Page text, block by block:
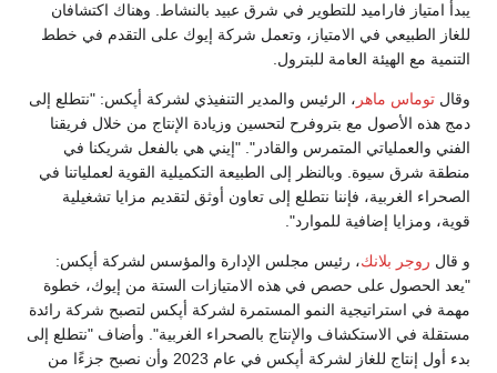
يبدأ امتياز فاراميد للتطوير في شرق عبيد بالنشاط. وهناك اكتشافان
للغاز الطبيعي في الامتياز، وتعمل شركة إيوك على التقدم في خطط
التنمية مع الهيئة العامة للبترول.
وقال توماس ماهر ، الرئيس والمدير التنفيذي لشركة أپكس: "نتطلع إلى
دمج هذه الأصول مع بتروفرح لتحسين وزيادة الإنتاج من خلال فريقنا
الفني والعملياتي المتمرس والقادر". "إيني هي بالفعل شريكنا في
منطقة شرق سيوة. وبالنظر إلى الطبيعة التكميلية القوية لعملياتنا في
الصحراء الغربية، فإننا نتطلع إلى تعاون أوثق لتقديم مزايا تشغيلية
قوية، ومزايا إضافية للموارد".
و قال روجر بلانك، رئيس مجلس الإدارة والمؤسس لشركة أپكس:
"يعد الحصول على حصص في هذه الامتيازات الستة من إيوك، خطوة
مهمة في استراتيجية النمو المستمرة لشركة أپكس لتصبح شركة رائدة
مستقلة في الاستكشاف والإنتاج بالصحراء الغربية". وأضاف "نتطلع إلى
بدء أول إنتاج للغاز لشركة أپكس في عام 2023 وأن نصبح جزءًا من